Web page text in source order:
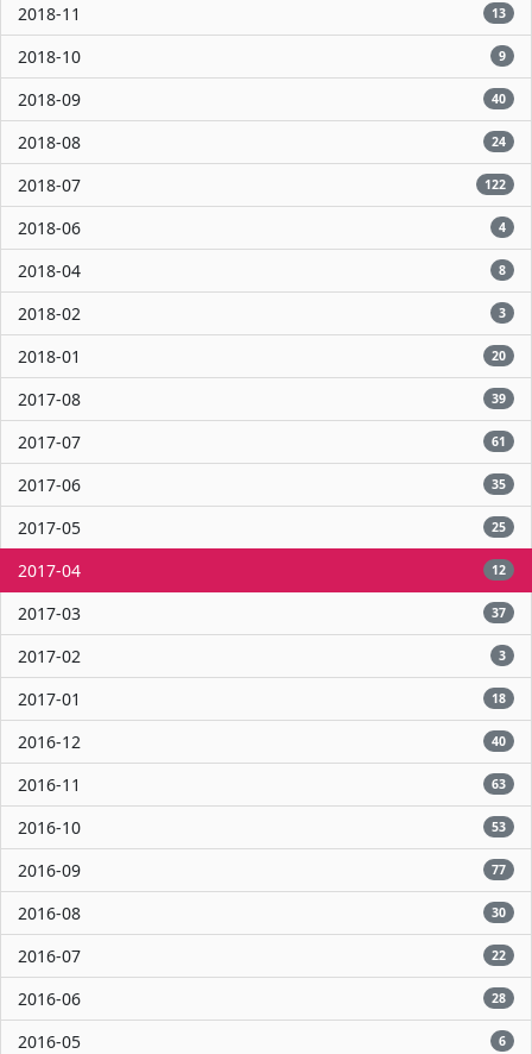
2018-11 13
2018-10 9
2018-09 40
2018-08 24
2018-07 122
2018-06 4
2018-04 8
2018-02 3
2018-01 20
2017-08 39
2017-07 61
2017-06 35
2017-05 25
2017-04 12
2017-03 37
2017-02 3
2017-01 18
2016-12 40
2016-11 63
2016-10 53
2016-09 77
2016-08 30
2016-07 22
2016-06 28
2016-05 6